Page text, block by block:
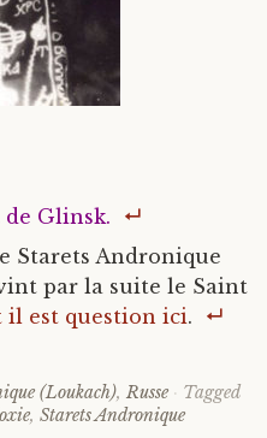
Glinsk.
Starets Andronique
par la suite le Saint
il est question ici.
(Loukach), Russe
Tagged
, Starets Andronique